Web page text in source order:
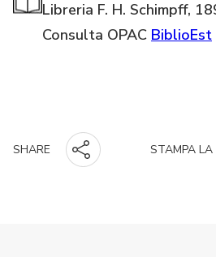
Libreria F. H. Schimpff,
Consulta OPAC BiblioEst
SHARE STAMPA LA